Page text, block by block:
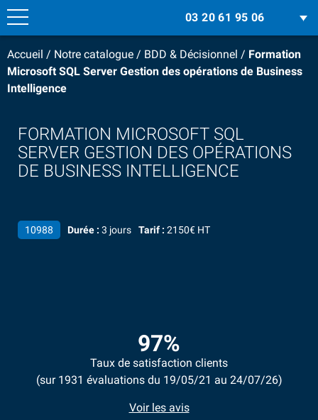
03 20 61 95 06
Accueil / Notre catalogue / BDD & Décisionnel / Formation
Microsoft SQL Server Gestion des opérations de Business
Intelligence
FORMATION MICROSOFT SQL
SERVER GESTION DES OPÉRATIONS
DE BUSINESS INTELLIGENCE
10988 Durée : 3 jours Tarif : 2150€ HT
97%
Taux de satisfaction clients
(sur 1931 évaluations du 19/05/21 au 24/07/26)
Voir les avis